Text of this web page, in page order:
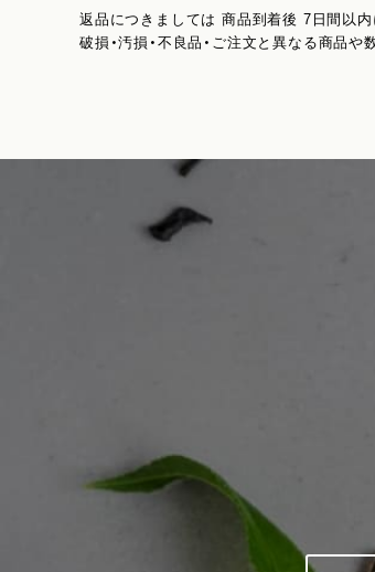
返品につきましては 商品到着後 7日間以
破損・汚損・不良品・ご注文と異なる商品